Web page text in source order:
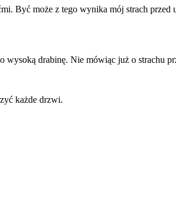
Być może z tego wynika mój strach
wysoką drabinę. Nie mówiąc już o strachu
każde drzwi.